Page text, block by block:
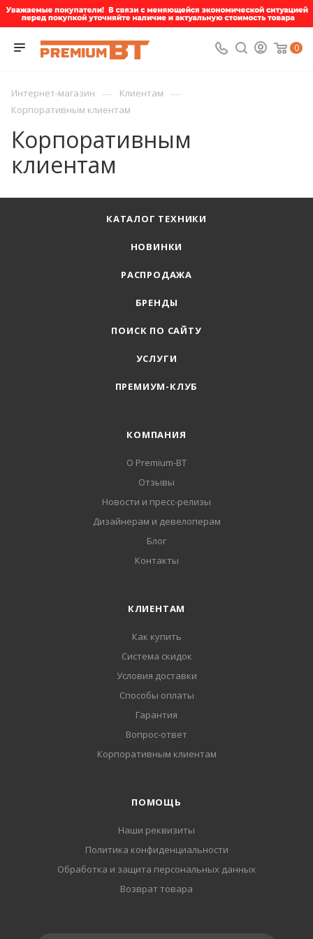
0
Интернет-магазин — Клиентам —
Корпоративным клиентам
Корпоративным
клиентам
КАТАЛОГ ТЕХНИКИ
НОВИНКИ
РАСПРОДАЖА
БРЕНДЫ
ПОИСК ПО САЙТУ
УСЛУГИ
ПРЕМИУМ-КЛУБ
КОМПАНИЯ
О Premium-BT
Отзывы
Новости и пресс-релизы
Дизайнерам и девелоперам
Блог
Контакты
КЛИЕНТАМ
Как купить
Система скидок
Условия доставки
Способы оплаты
Гарантия
Вопрос-ответ
Корпоративным клиентам
ПОМОЩЬ
Наши реквизиты
Политика конфиденциальности
Обработка и защита персональных данных
Возврат товара